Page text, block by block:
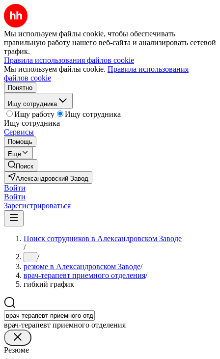
Мы используем файлы cookie, чтобы обеспечивать
правильную работу нашего веб-сайта и анализировать сетевой
трафик.
Правила использования файлов cookie
Мы используем файлы cookie. Правила использования
файлов cookie
Понятно
Ищу сотрудника
Ищу работу
Ищу сотрудника
Ищу сотрудника
Сервисы
Помощь
Ещё
Поиск
Александровский Завод
Войти
Войти
Зарегистрироваться
Поиск сотрудников в Александровском Заводе
/
... /
резюме в Александровском Заводе/
врач-терапевт приемного отделения/
гибкий график
врач-терапевт приемного отделения
Резюме